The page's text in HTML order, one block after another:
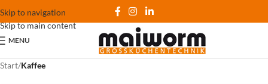
Skip to navigation
Skip to main content
MENU
Start/Kaffee